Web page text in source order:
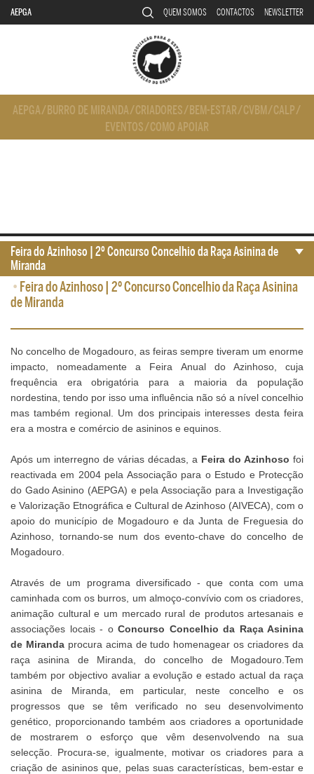
AEPGA QUEM SOMOS CONTACTOS NEWSLETTER
AEPGA/ BURRO DE MIRANDA/CRIADORES/ BEM-ESTAR/CVBM/CALP/
EVENTOS/COMO APOIAR
• Feira do Azinhoso | 2º Concurso Concelhio da Raça Asinina
de Miranda
No concelho de Mogadouro, as feiras sempre tiveram um enorme
impacto, nomeadamente a Feira Anual do Azinhoso, cuja
frequência era obrigatória para a maioria da população
nordestina, tendo por isso uma influência não só a nível concelhio
mas também regional. Um dos principais interesses desta feira
era a mostra e comércio de asininos e equinos.
Após um interregno de várias décadas, a Feira do Azinhoso foi
reactivada em 2004 pela Associação para o Estudo e Protecção
do Gado Asinino (AEPGA) e pela Associação para a Investigação
e Valorização Etnográfica e Cultural de Azinhoso (AIVECA), com o
apoio do município de Mogadouro e da Junta de Freguesia do
Azinhoso, tornando-se num dos evento-chave do concelho de
Mogadouro.
Através de um programa diversificado - que conta com uma
caminhada com os burros, um almoço-convívio com os criadores,
animação cultural e um mercado rural de produtos artesanais e
associações locais - o Concurso Concelhio da Raça Asinina
de Miranda procura acima de tudo homenagear os criadores da
raça asinina de Miranda, do concelho de Mogadouro.Tem
também por objectivo avaliar a evolução e estado actual da raça
asinina de Miranda, em particular, neste concelho e os
progressos que se têm verificado no seu desenvolvimento
genético, proporcionando também aos criadores a oportunidade
de mostrarem o esforço que vêm desenvolvendo na sua
selecção. Procura-se, igualmente, motivar os criadores para a
criação de asininos que, pelas suas características, bem-estar e
Feira do Azinhoso | 2º Concurso Concelhio da Raça Asinina de
Miranda